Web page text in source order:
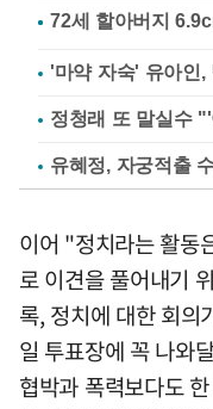
'마약 자숙' 유아인,
정청래 또 말실수
유혜정, 자궁적출
이어 "정치라는 활동
로 이견을 풀어내기
록, 정치에 대한 회의
일 투표장에 꼭 나와
협박과 폭력보다도